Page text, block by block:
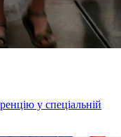
у спеціальній